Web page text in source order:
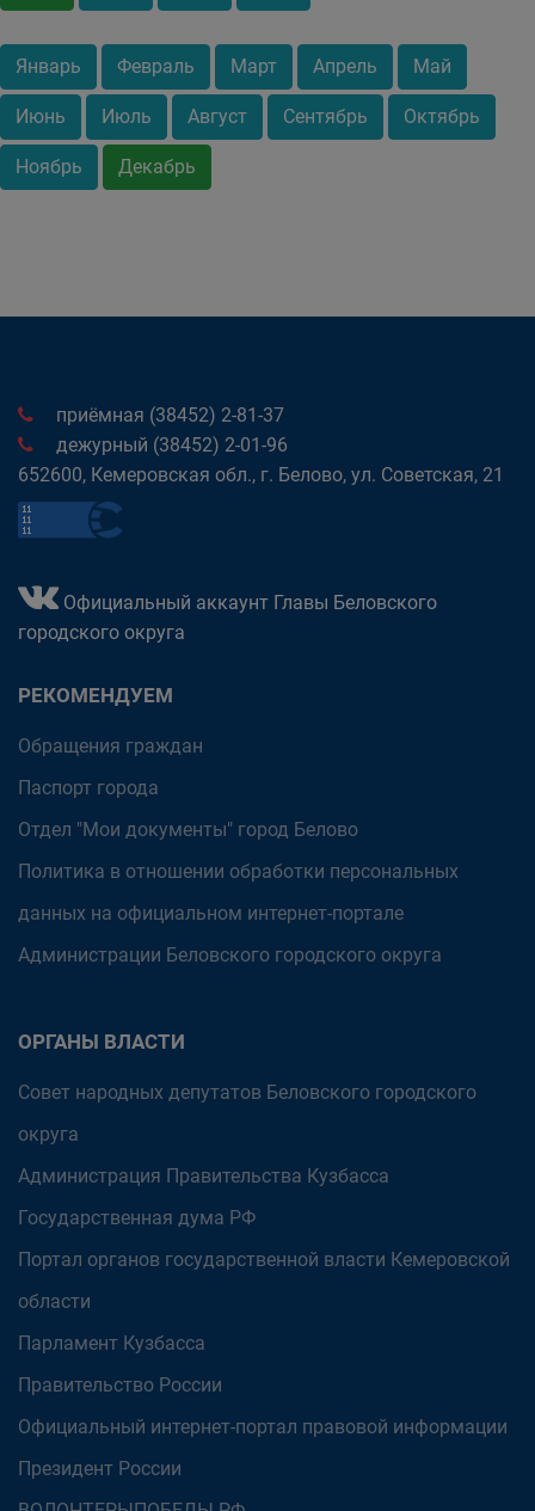
Январь Февраль Март Апрель Май
Июнь Июль Август Сентябрь Октябрь
Ноябрь Декабрь
приёмная (38452) 2-81-37
дежурный (38452) 2-01-96
652600, Кемеровская обл., г. Белово, ул. Советская, 21
Официальный аккаунт Главы Беловского
городского округа
РЕКОМЕНДУЕМ
Обращения граждан
Паспорт города
Отдел "Мои документы" город Белово
Политика в отношении обработки персональных
данных на официальном интернет-портале
Администрации Беловского городского округа
ОРГАНЫ ВЛАСТИ
Совет народных депутатов Беловского городского
округа
Администрация Правительства Кузбасса
Государственная дума РФ
Портал органов государственной власти Кемеровской
области
Парламент Кузбасса
Правительство России
Официальный интернет-портал правовой информации
Президент России